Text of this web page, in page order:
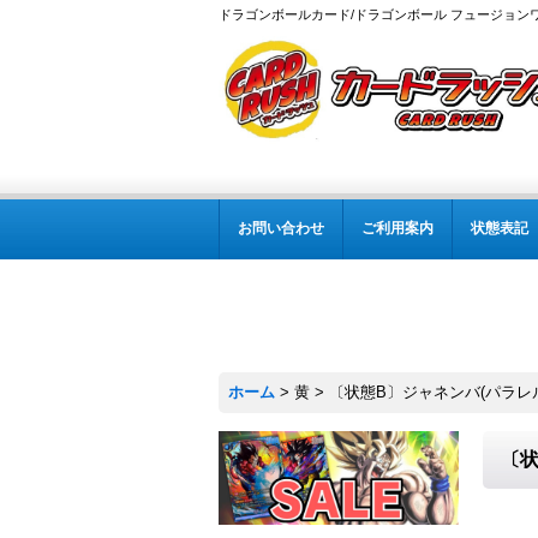
ドラゴンボールカード/ドラゴンボール フュージョン
お問い合わせ ご利用案内 状態表記
ホーム > 黄 > 〔状態B〕ジャネンバ(パラ
〔